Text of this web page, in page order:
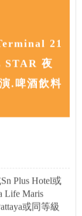
21
夜
.啤酒飲料
Plus Hotel或
Life Maris
或同等級